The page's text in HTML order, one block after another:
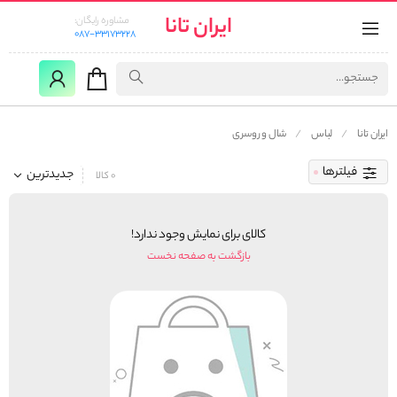
ایران تانا
مشاوره رایگان:
087-33173228
ایران تانا لباس شال و روسری
فیلترها جدیدترین 0 کالا
کالای برای نمایش وجود ندارد!
بازگشت به صفحه نخست